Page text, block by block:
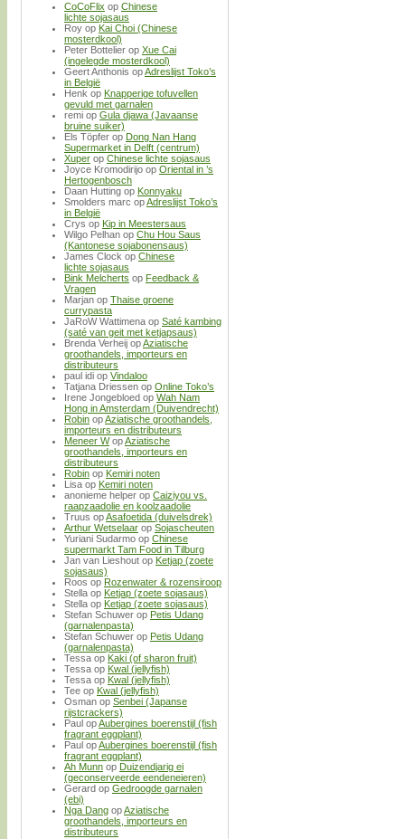
CoCoFlix op Chinese
lichte sojasaus
Roy op Kai Choi (Chinese
mosterdkool)
Peter Bottelier op Xue Cai
(ingelegde mosterdkool)
Geert Anthonis opAdreslijst Toko’s
in België
Henk op Knapperige tofuvellen
gevuld met garnalen
remi op Gula djawa (Javaanse
bruine suiker)
Els Töpfer op Dong Nan Hang
Supermarket in Delft (centrum)
Xuper op Chinese lichte sojasaus
Joyce Kromodirijo op Oriental in ’s
Hertogenbosch
Daan Hutting op Konnyaku
Smolders marc opAdreslijst Toko’s
in België
Crys op Kip in Meestersaus
Wilgo Pelhan op Chu Hou Saus
(Kantonese sojabonensaus)
James Clock op Chinese
lichte sojasaus
Bink Melcherts op Feedback &
Vragen
Marjan op Thaise groene
currypasta
JaRoW Wattimena op Saté kambing
(saté van geit met ketjapsaus)
Brenda Verheij opAziatische
groothandels, importeurs en
distributeurs
paul idi op Vindaloo
Tatjana Driessen op Online Toko’s
Irene Jongebloed op Wah Nam
Hong in Amsterdam (Duivendrecht)
Robin opAziatische groothandels,
importeurs en distributeurs
Meneer WopAziatische
groothandels, importeurs en
distributeurs
Robin op Kemiri noten
Lisa op Kemiri noten
anonieme helper op Caiziyou vs.
raapzaadolie en koolzaadolie
Truus opAsafoetida (duivelsdrek)
Arthur Wetselaar op Sojascheuten
Yuriani Sudarmo op Chinese
supermarkt Tam Food in Tilburg
Jan van Lieshout op Ketjap (zoete
sojasaus)
Roos op Rozenwater & rozensiroop
Stella op Ketjap (zoete sojasaus)
Stella op Ketjap (zoete sojasaus)
Stefan Schuwer op Petis Udang
(garnalenpasta)
Stefan Schuwer op Petis Udang
(garnalenpasta)
Tessa op Kaki (of sharon fruit)
Tessa op Kwal (jellyfish)
Tessa op Kwal (jellyfish)
Tee op Kwal (jellyfish)
Osman op Senbei (Japanse
rijstcrackers)
Paul opAubergines boerenstijl (fish
fragrant eggplant)
Paul opAubergines boerenstijl (fish
fragrant eggplant)
Ah Munn op Duizendjarig ei
(geconserveerde eendeneieren)
Gerard op Gedroogde garnalen
(ebi)
Nga Dang opAziatische
groothandels, importeurs en
distributeurs